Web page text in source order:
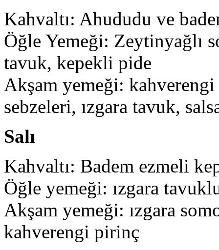
Kahvaltı: Ahududu ve
Öğle Yemeği: Zeytinyağlı
tavuk, kepekli pide
Akşam yemeği:
sebzeleri, ızgara tavuk,
Salı
Kahvaltı: Badem ezmeli
Öğle yemeği: ızgara
Akşam yemeği: ızgara
kahverengi pirinç